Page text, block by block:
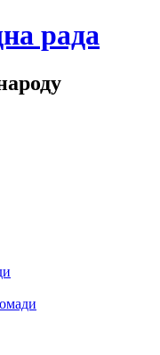
рада